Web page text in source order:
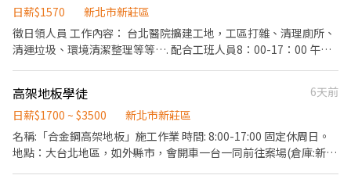
上午 : 7:00-8:30之間到班 , 2-5小時 晚上 : 17:30-18:30之間到班 , 2-
6小時 (需有交通工具) 【智取店需能接受單日跑點支援】
✨✨✨✨✨✨✨✨✨✨✨✨✨✨✨✨✨✨✨✨✨✨✨✨ ✈ 工作內容：門市
營運、維護 / 包裹收寄、搬運、盤點、理貨 / 商品銷售、上架排面、
進貨、補貨 / 顧客接待、收銀結帳 / 環境整潔、門市支援 ✈ 休假福
利 : 排休制 - 須配合輪班、依門市與個人可配合時段 ----------------
---------------------------------------------------------------------
-------------------- 🎯🎯🎯【工-作-地-點】🎯🎯🎯 ❤️【新北三重
區】❤️$216 三重洛陽店 新北市三重區洛陽街10號1樓 三重三和店
日薪$1570
新北市新莊區
徵日領人員 工作內容： 台北醫院擴建工地，工區打雜、清理廁所、
清運垃圾、環境清潔整理等等…. 配合工班人員8：00-17：00 午休
高架地板學徒
6天前
日薪$1700 ~ $3500
新北市新莊區
名稱:「合金鋼高架地板」施工作業 時間: 8:00-17:00 固定休周日。
地點：大台北地區，如外縣市，會開車一台一同前往案場(倉庫:新北